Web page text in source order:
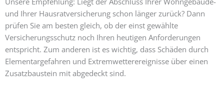
und Ihrer Hausratversicherung schon länger zurück? Dann
prüfen Sie am besten gleich, ob der einst gewählte
Versicherungsschutz noch Ihren heutigen Anforderungen
entspricht. Zum anderen ist es wichtig, dass Schäden durch
Elementargefahren und Extremwetterereignisse über einen
Zusatzbaustein mit abgedeckt sind.